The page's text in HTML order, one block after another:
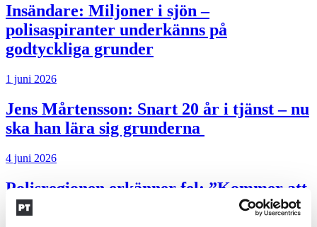
Insändare: Miljoner i sjön –
polisaspiranter underkänns på
godtyckliga grunder
1 juni 2026
Jens Mårtensson: Snart 20 år i tjänst – nu
ska han lära sig grunderna
4 juni 2026
Polisregionen erkänner fel: ”Kommer att
rättas till”